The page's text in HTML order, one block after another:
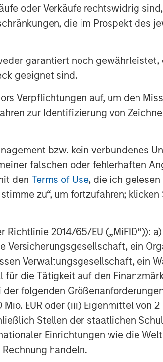
oder Verkäufe rechtswidrig
die im Prospekt des
garantiert noch
geeignet sind.
Verpflichtungen auf, um den
zur Identifizierung von
bzw. kein verbundenes
falschen oder fehlerhaften
den Terms of Use, die ich gelesen
zu“, um fortzufahren;
2014/65/EU („MiFID“)):
ein
Verwaltungsgesellschaft, ein
die Tätigkeit auf den
folgenden
EUR oder (iii) Eigenmittel von 2
Stellen der staatlichen
Einrichtungen wie die
handeln.
of
Ähnliche
ARTIKEL
The India